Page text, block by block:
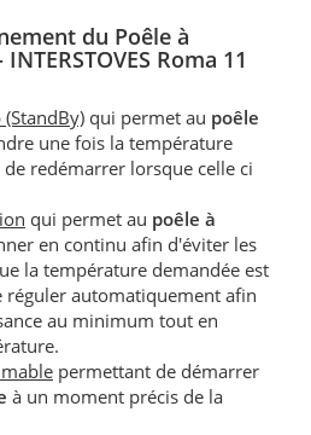
du Poêle à
Roma 11
(StandBy) qui permet au poêle
une fois la température
redémarrer lorsque celle ci
qui permet au poêle à
en continu afin d'éviter les
la température demandée est
réguler automatiquement afin
au minimum tout en
permettant de démarrer
à un moment précis de la